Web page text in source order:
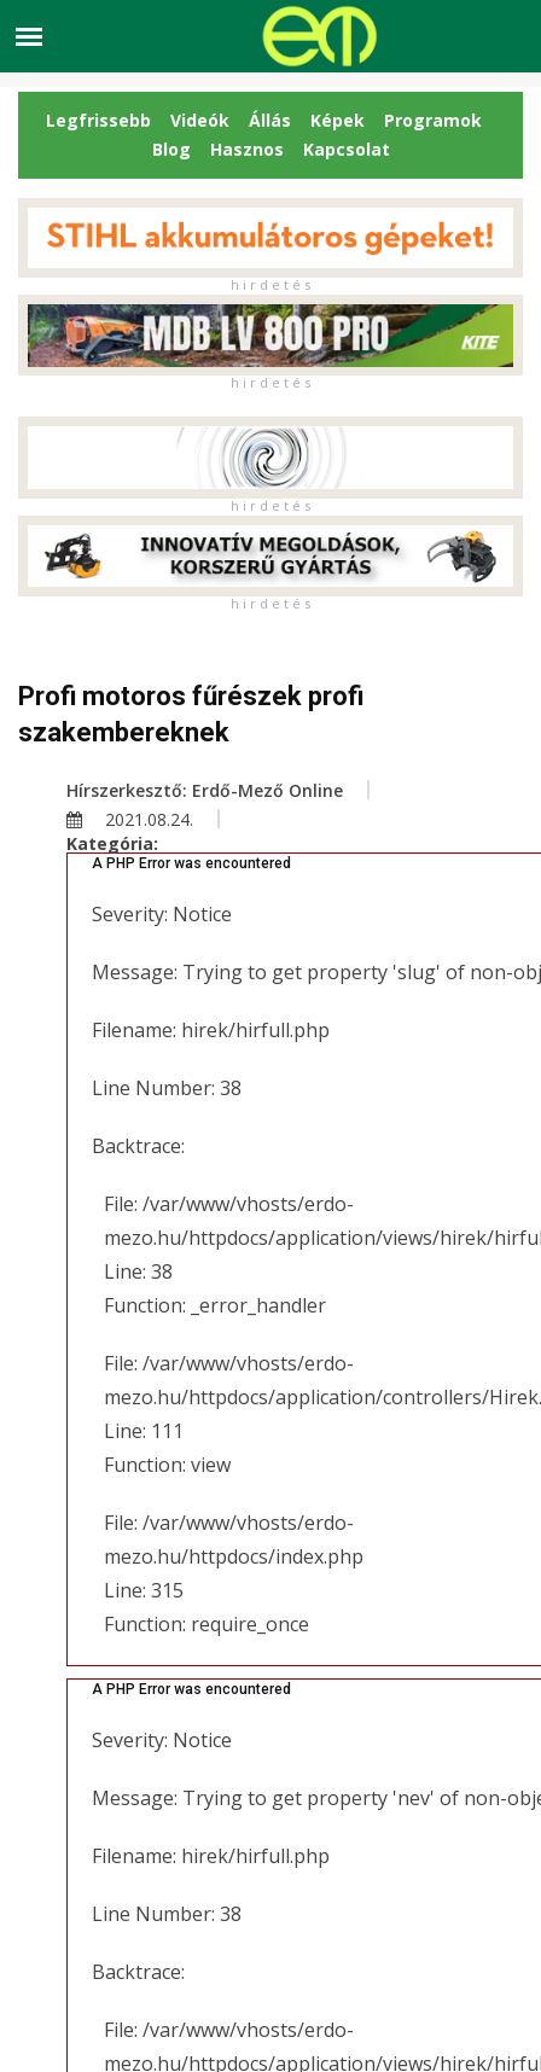
Legfrissebb Videók Állás Képek
Programok
Blog
Hasznos Kapcsolat
h i r d e t é s
h i r d e t é s
h i r d e t é s
h i r d e t é s
Profi motoros fűrészek profi
szakembereknek
Hírszerkesztő: Erdő-Mező Online
2021.08.24.
Kategória:
A PHP Error was encountered
Severity: Notice
Message: Trying to get property 'slug' of non-
Filename: hirek/hirfull.php
Line Number: 38
Backtrace:
File: /var/www/vhosts/erdo-
mezo.hu/httpdocs/application/views/hirek/
Line: 38
Function: _error_handler
File: /var/www/vhosts/erdo-
mezo.hu/httpdocs/application/controllers/
Line: 111
Function: view
File: /var/www/vhosts/erdo-
mezo.hu/httpdocs/index.php
Line: 315
Function: require_once
A PHP Error was encountered
Severity: Notice
Message: Trying to get property 'nev' of non-
Filename: hirek/hirfull.php
Line Number: 38
Backtrace:
File: /var/www/vhosts/erdo-
mezo.hu/httpdocs/application/views/hirek/